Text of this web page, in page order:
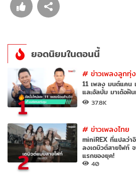
ยอดนิยมในตอนนี้
1
#ข่าวเพลงลูกทุ่ง
11 เพลง มนต์แค
และอัลบั้ม มาเด้อฝัน
37.8K
2
#ข่าวเพลงไทย
miniREX ที่แปลว่า
ลงเดบิวต์สายไฟท์
แรกของยุค!
40